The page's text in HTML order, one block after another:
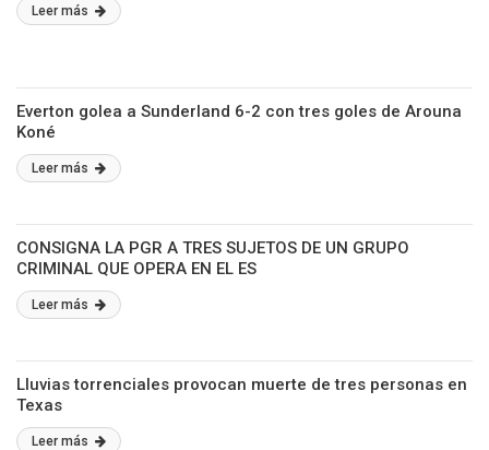
Leer más
Everton golea a Sunderland 6-2 con tres goles de Arouna
Koné
Leer más
CONSIGNA LA PGR A TRES SUJETOS DE UN GRUPO
CRIMINAL QUE OPERA EN EL ES
Leer más
Lluvias torrenciales provocan muerte de tres personas en
Texas
Leer más